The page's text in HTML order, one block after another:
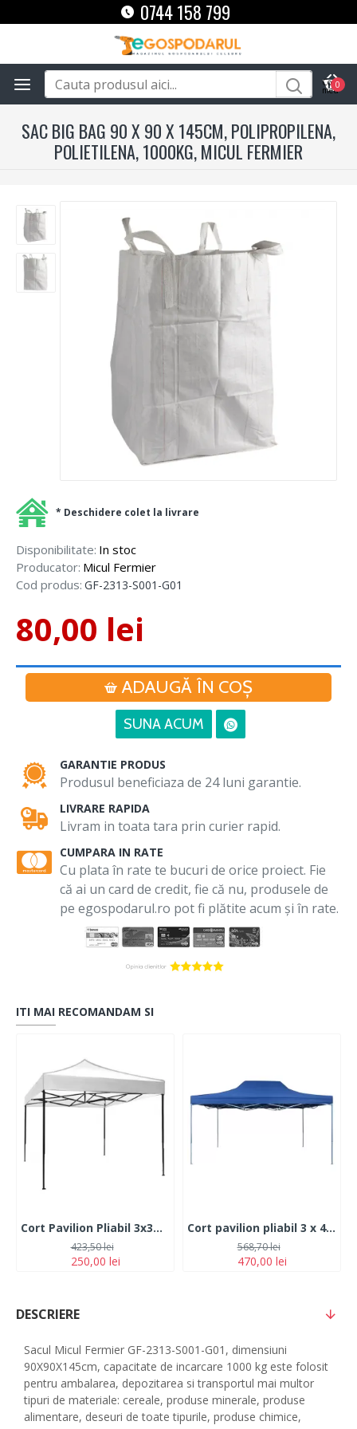
0744 158 799
0
SAC BIG BAG 90 X 90 X 145CM, POLIPROPILENA,
POLIETILENA, 1000KG, MICUL FERMIER
Disponibilitate: In stoc
Producator: Micul Fermier
Cod produs: GF-2313-S001-G01
80,00 lei
ADAUGĂ ÎN COŞ
SUNA ACUM
* Deschidere colet la livrare
GARANTIE PRODUS
Produsul beneficiaza de 24 luni garantie.
LIVRARE RAPIDA
Livram in toata tara prin curier rapid.
CUMPARA IN RATE
Cu plata în rate te bucuri de orice proiect. Fie
că ai un card de credit, fie că nu, produsele de
pe egospodarul.ro pot fi plătite acum și în rate.
ITI MAI RECOMANDAM SI
Cort Pavilion Pliabil 3x3m , Cadru Metal, Alb pentru Curte, Gradina, Evenimente
250,00 lei
423,50 lei
Cort pavilion pliabil 3 x 4,5 m, cadru metal
470,00 lei
568,70 lei
DESCRIERE
Sacul Micul Fermier GF-2313-S001-G01, dimensiuni
90X90X145cm, capacitate de incarcare 1000 kg este folosit
pentru ambalarea, depozitarea si transportul mai multor
tipuri de materiale: cereale, produse minerale, produse
alimentare, deseuri de toate tipurile, produse chimice,